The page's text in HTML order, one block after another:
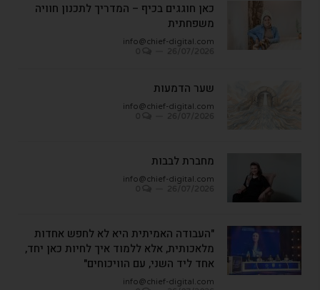
כאן חוגגים בכיף – המדריך לתכנון חוויה
משפחתית
info@chief-digital.com
שער הדמעות
info@chief-digital.com
מחברת לבבות
info@chief-digital.com
"העבודה האמיתית היא לא לחפש אחדות
מלאכותית, אלא ללמוד איך לחיות כאן יחד,
אחד ליד השני, עם הוויכוחים"
info@chief-digital.com